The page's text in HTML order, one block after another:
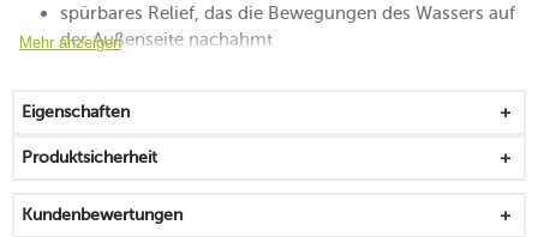
spürbares Relief, das die Bewegungen des Wassers auf
der Außenseite nachahmt
griffig, stapelbar und widerstandsfähig
filigrane Sprenkel und Farbvariationen entstehen durch
Hinweis: raue, rustikal anmutende Oberflächen sind
Mehr anzeigen
Eigenschaften
Produktsicherheit
Kundenbewertungen